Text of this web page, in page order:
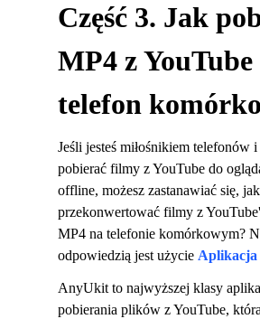
Część 3. Jak
MP4 z YouTube
telefon
Jeśli jesteś miłośnikiem telefonów i
pobierać filmy z YouTube do
offline, możesz zastanawiać się, jak
przekonwertować filmy z
MP4 na telefonie komórkowym?
odpowiedzią jest użycie
AnyUkit to najwyższej klasy
pobierania plików z YouTube,